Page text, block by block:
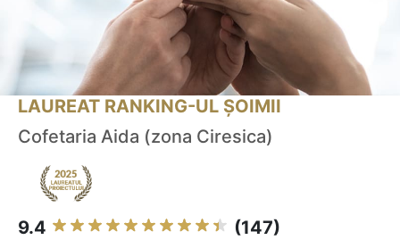
LAUREAT RANKING-UL ȘOIMII
Cofetaria Aida (zona Ciresica)
9.4 (147)